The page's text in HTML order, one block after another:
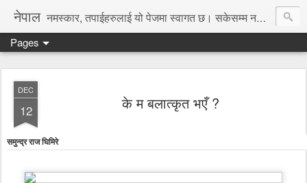
नेपाल नमस्कार, तपाईहरुलाई यो पेजमा स्वागत छ। सकेसम्म नया तथा रोचक जानकारी, समाचार पस्कने छु।
Pages
DEC
12 के म बलात्कृत भएँ ?
समुन्द्र राज घिमिरे